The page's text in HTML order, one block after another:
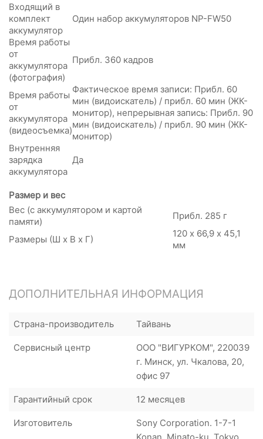
Входящий в
комплект
аккумулятор
Один набор аккумуляторов NP-FW50
Время работы
от
аккумулятора
(фотография)
Прибл. 360 кадров
Время работы
от
аккумулятора
(видеосъемка)
Фактическое время записи: Прибл. 60
мин (видоискатель) / прибл. 60 мин (ЖК-
монитор), непрерывная запись: Прибл. 90
мин (видоискатель) / прибл. 90 мин (ЖК-
монитор)
Внутренняя
зарядка
аккумулятора
Да
Размер и вес
Вес (с аккумулятором и картой
памяти)
Прибл. 285 г
Размеры (Ш x В x Г)
120 х 66,9 х 45,1
мм
ДОПОЛНИТЕЛЬНАЯ ИНФОРМАЦИЯ
Страна-производитель Тайвань
Сервисный центр
ООО "ВИГУРКОМ", 220039
г. Минск, ул. Чкалова, 20,
офис 97
Гарантийный срок 12 месяцев
Изготовитель
Sony Corporation. 1-7-1